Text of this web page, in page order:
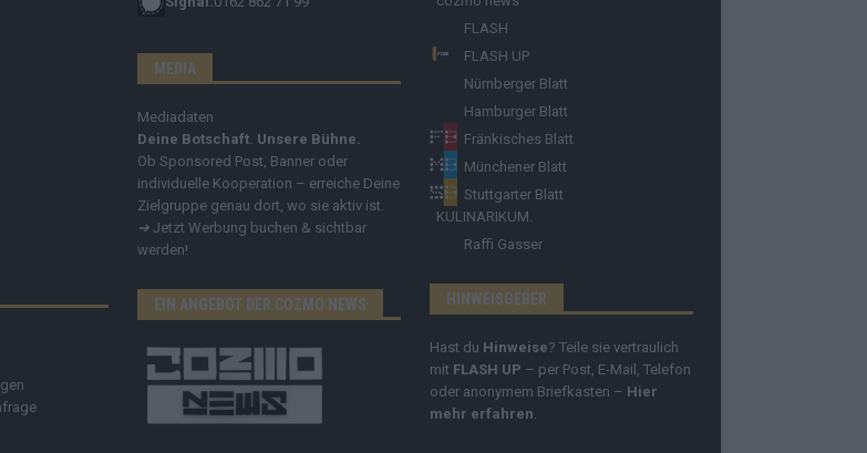
MEDIA
Mediadaten
Deine Botschaft. Unsere Bühne.
Ob Sponsored Post, Banner oder
individuelle Kooperation – erreiche Deine
Zielgruppe genau dort, wo sie aktiv ist.
➔ Jetzt Werbung buchen & sichtbar
werden!
EIN ANGEBOT DER COZMO NEWS
FLASH
FLASH UP
Nürnberger Blatt
Hamburger Blatt
Fränkisches Blatt
Münchener Blatt
Stuttgarter Blatt
KULINARIKUM.
Raffi Gasser
HINWEISGEBER
Hast du Hinweise? Teile sie vertraulich
mit FLASH UP – per Post, E-Mail, Telefon
oder anonymem Briefkasten – Hier
mehr erfahren